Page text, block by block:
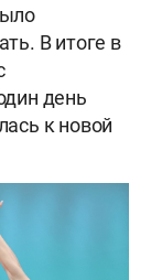
В итоге в
день
к новой